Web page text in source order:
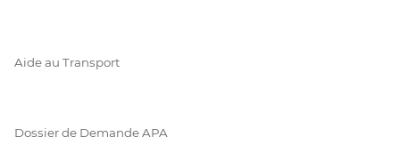
Aide au Transport
Dossier de Demande APA